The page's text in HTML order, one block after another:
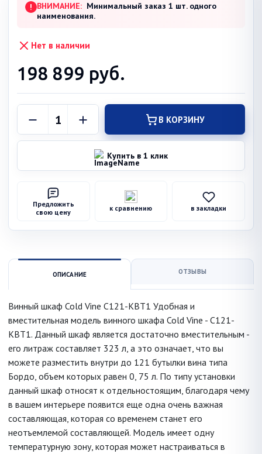
! ВНИМАНИЕ: Минимальный заказ 1 шт. одного
наименования.
Нет в наличии
198 899 руб.
В КОРЗИНУ
Купить в 1 клик
Предложить
свою цену
к сравнению в закладки
ОПИСАНИЕ ОТЗЫВЫ
Винный шкаф Cold Vine C121-KBT1 Удобная и
вместительная модель винного шкафа Cold Vine - C121-
KBT1. Данный шкаф является достаточно вместительным -
его литраж составляет 323 л, а это означает, что вы
можете разместить внутри до 121 бутылки вина типа
Бордо, объем которых равен 0, 75 л. По типу установки
данный шкаф относят к отдельностоящим, благодаря чему
в вашем интерьере появится еще одна очень важная
составляющая, которая со временем станет его
неотъемлемой составляющей. Модель имеет одну
температурную зону, которая может настраиваться в